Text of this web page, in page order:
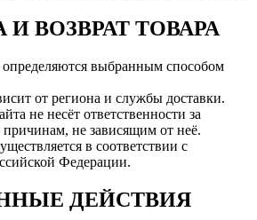
И ВОЗВРАТ ТОВАРА
определяются выбранным способом
от региона и службы доставки.
не несёт ответственности за
причинам, не зависящим от неё.
в соответствии с
Федерации.
ДЕЙСТВИЯ